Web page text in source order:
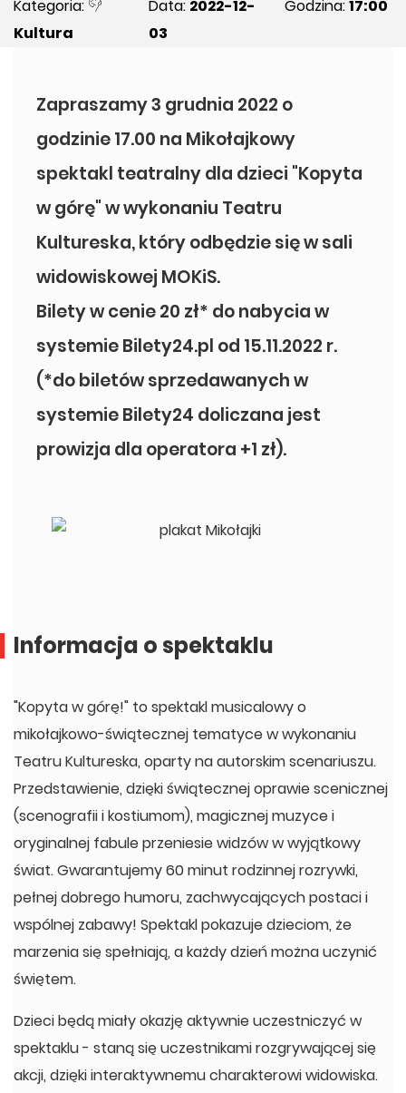
Kategoria:
Kultura
Data: 2022-12-
03
Godzina:17:00
Zapraszamy 3 grudnia 2022 o
godzinie 17.00 na Mikołajkowy
spektakl teatralny dla dzieci "Kopyta
w górę" w wykonaniu Teatru
Kultureska, który odbędzie się w sali
widowiskowej MOKiS.
Bilety w cenie 20 zł* do nabycia w
systemie Bilety24.pl od 15.11.2022 r.
(*do biletów sprzedawanych w
systemie Bilety24 doliczana jest
prowizja dla operatora +1 zł).
Informacja o spektaklu
"Kopyta w górę!" to spektakl musicalowy o
mikołajkowo-świątecznej tematyce w wykonaniu
Teatru Kultureska, oparty na autorskim scenariuszu.
Przedstawienie, dzięki świątecznej oprawie scenicznej
(scenografii i kostiumom), magicznej muzyce i
oryginalnej fabule przeniesie widzów w wyjątkowy
świat. Gwarantujemy 60 minut rodzinnej rozrywki,
pełnej dobrego humoru, zachwycających postaci i
wspólnej zabawy! Spektakl pokazuje dzieciom, że
marzenia się spełniają, a każdy dzień można uczynić
świętem.
Dzieci będą miały okazję aktywnie uczestniczyć w
spektaklu - staną się uczestnikami rozgrywającej się
akcji, dzięki interaktywnemu charakterowi widowiska.